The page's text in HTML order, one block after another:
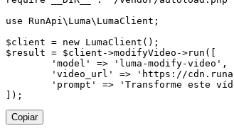
use RunApi\Luma\LumaClient;
$client = new LumaClient();
$result = $client->modifyVideo->run([
        'model' => 'luma-modify-video',
'video_url' => 'https://
'prompt' => 'Transforme este
]);
Copiar